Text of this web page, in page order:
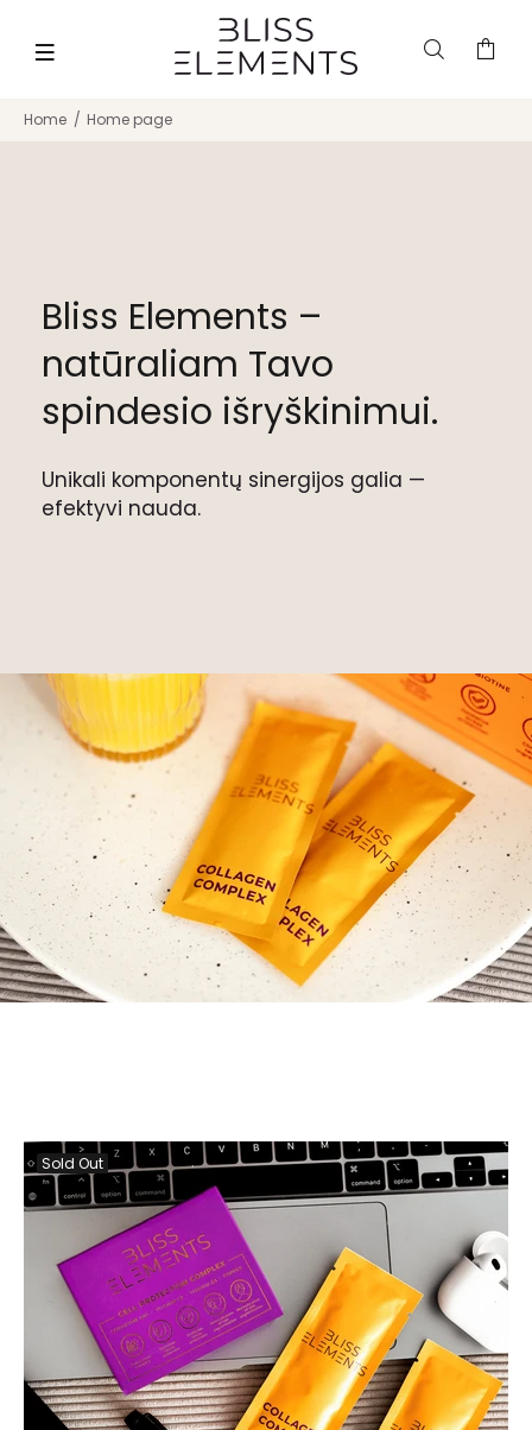
Home Home page
Bliss Elements –
natūraliam Tavo
spindesio išryškinimui.
Unikali komponentų sinergijos galia —
efektyvi nauda.
Sold Out